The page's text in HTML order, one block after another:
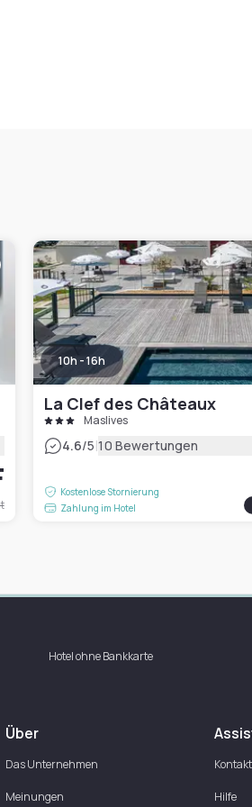
10h - 16h
La Clef des Châteaux
Maslives
4.6/5|10 Bewertungen
Kostenlose Stornierung
Zahlung im Hotel
Hotel ohne Bankkarte
Über
Das Unternehmen
Meinungen
Kontakt
Hilfe